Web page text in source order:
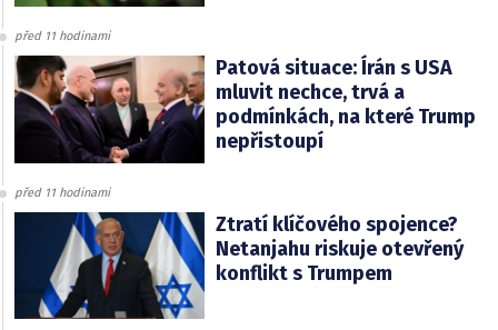
před 11 hodinami
Patová situace: Írán s USA
mluvit nechce, trvá a
podmínkách, na které Trump
nepřistoupí
před 11 hodinami
Ztratí klíčového spojence?
Netanjahu riskuje otevřený
konflikt s Trumpem